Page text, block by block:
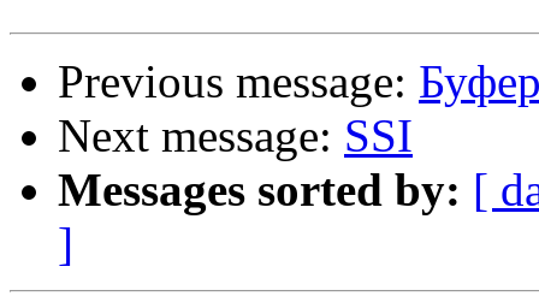
Previous message:
Next message: SSI
Messages sorted by: [
]